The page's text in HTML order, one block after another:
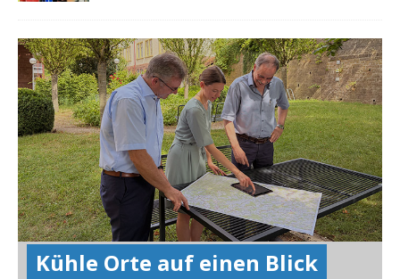
Kühle Orte auf einen Blick